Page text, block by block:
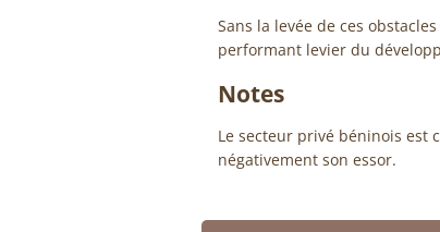
Sans la levée de ces
performant levier du
Notes
Le secteur privé béninois
négativement son essor.